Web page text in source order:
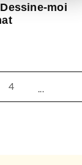
moi
4 ...